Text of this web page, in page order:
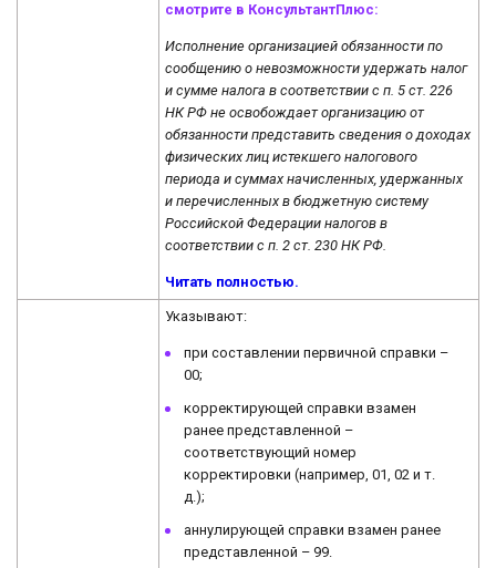
смотрите в КонсультантПлюс:
Исполнение организацией обязанности по
сообщению о невозможности удержать налог
и сумме налога в соответствии с п. 5 ст. 226
НК РФ не освобождает организацию от
обязанности представить сведения о доходах
физических лиц истекшего налогового
периода и суммах начисленных, удержанных
и перечисленных в бюджетную систему
Российской Федерации налогов в
соответствии с п. 2 ст. 230 НК РФ.
Читать полностью.
Указывают:
при составлении первичной справки –
00;
корректирующей справки взамен
ранее представленной –
соответствующий номер
корректировки (например, 01, 02 и т.
д.);
аннулирующей справки взамен ранее
представленной – 99.